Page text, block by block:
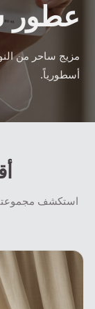
عطور
مزيج ساحر من
أسطورياً.
استكشف